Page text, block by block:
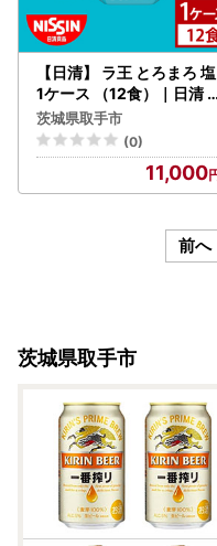
【日清】 ラ王 とろまろ 塩
1ケース （12食）｜日清
カップ麺 インスタント 保
存 茨城県 取手市（AD012
）
茨城県取手市
(0)
11,000
前へ
茨城県取手市